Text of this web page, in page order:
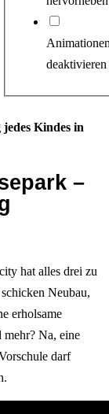
deaktivieren
Kindes in
–
hat alles drei zu
Neubau,
erholsame
Na, eine
darf